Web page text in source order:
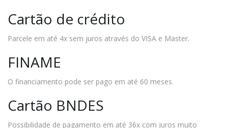
Cartão de crédito
Parcele em até 4x sem juros através do VISA e Master.
FINAME
O financiamento pode ser pago em até 60 meses.
Cartão BNDES
Possibilidade de pagamento em até 36x com juros muito